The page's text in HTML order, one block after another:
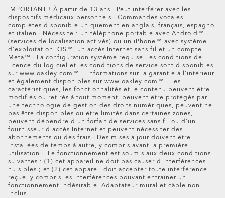
Oakley Meta HSTN Replacement Lens
€156.00
Les articles achetés sur Oakley.com peuvent être
retournés exclusivement dans les magasins Oakley. Il
n'est pas possible de retourner un achat en ligne dans un
magasin certifié ou un magasin premium certifié.
IMPORTANT ! À partir de 13 ans · Peut interférer avec les
dispositifs médicaux personnels · Commandes vocales
complètes disponible uniquement en anglais, français, espagnol
et italien · Nécessite : un téléphone portable avec Android™
(services de localisation activés) ou un iPhone™ avec système
d'exploitation iOS™, un accès Internet sans fil et un compte
Meta™ · La configuration système requise, les conditions de
licence du logiciel et les conditions de service sont disponibles
sur www.oakley.com™ · Informations sur la garantie à l'intérieur
et également disponibles sur www.oakley.com™ · Les
caractéristiques, les fonctionnalités et le contenu peuvent être
modifiés ou retirés à tout moment, peuvent être protégés par
une technologie de gestion des droits numériques, peuvent ne
pas être disponibles ou être limités dans certaines zones,
peuvent dépendre d'un forfait de services sans fil ou d'un
fournisseur d'accès Internet et peuvent nécessiter des
abonnements ou des frais · Des mises à jour doivent être
installées de temps à autre, y compris avant la première
utilisation · Le fonctionnement est soumis aux deux conditions
suivantes : (1) cet appareil ne doit pas causer d'interférences
nuisibles ; et (2) cet appareil doit accepter toute interférence
reçue, y compris les interférences pouvant entraîner un
fonctionnement indésirable. Adaptateur mural et câble non
inclus.